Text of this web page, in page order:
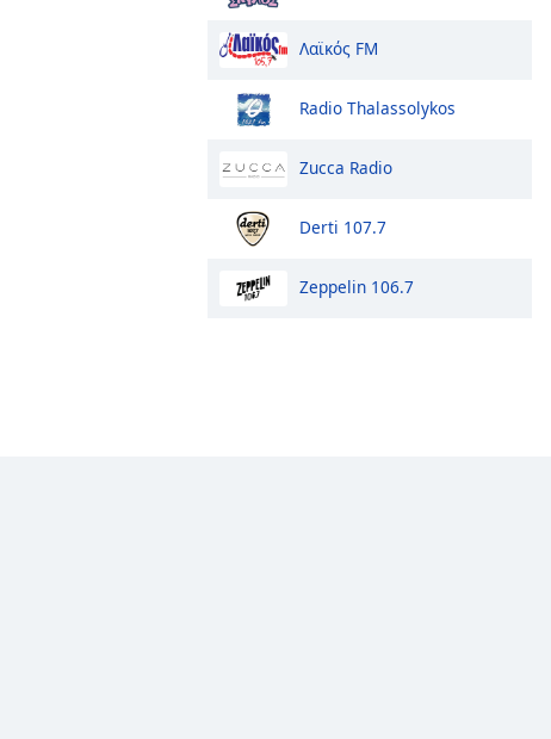
Λαϊκός FM
Radio Thalassolykos
Zucca Radio
Derti 107.7
Zeppelin 106.7